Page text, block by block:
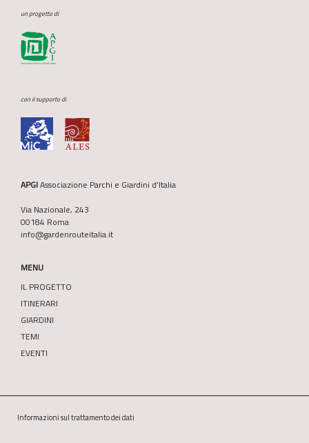
un progetto di
con il supporto di
APGIAssociazione Parchi e Giardini d’Italia
Via Nazionale, 243
00184 Roma
info@gardenrouteitalia.it
MENU
IL PROGETTO
ITINERARI
GIARDINI
TEMI
EVENTI
Informazioni sul trattamento dei dati